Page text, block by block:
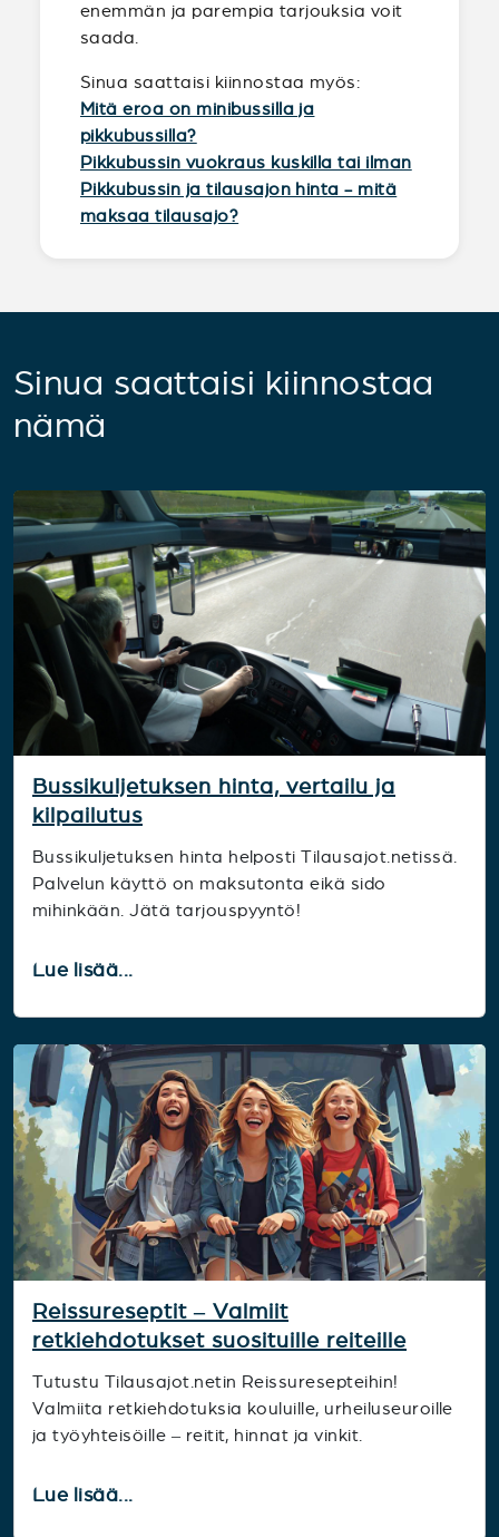
enemmän ja parempia tarjouksia voit
saada.
Sinua saattaisi kiinnostaa myös:
Mitä eroa on minibussilla ja
pikkubussilla?
Pikkubussin vuokraus kuskilla tai ilman
Pikkubussin ja tilausajon hinta - mitä
maksaa tilausajo?
Sinua saattaisi kiinnostaa
nämä
Bussikuljetuksen hinta, vertailu ja
kilpailutus
Bussikuljetuksen hinta helposti Tilausajot.netissä.
Palvelun käyttö on maksutonta eikä sido
mihinkään. Jätä tarjouspyyntö!
Lue lisää...
Reissureseptit – Valmiit
retkiehdotukset suosituille reiteille
Tutustu Tilausajot.netin Reissuresepteihin!
Valmiita retkiehdotuksia kouluille, urheiluseuroille
ja työyhteisöille – reitit, hinnat ja vinkit.
Lue lisää...